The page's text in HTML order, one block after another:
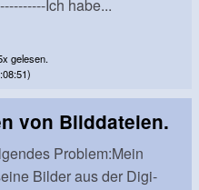
Ich habe...
gelesen.
von Bilddateien.
Problem:Mein
Bilder aus der Digi-